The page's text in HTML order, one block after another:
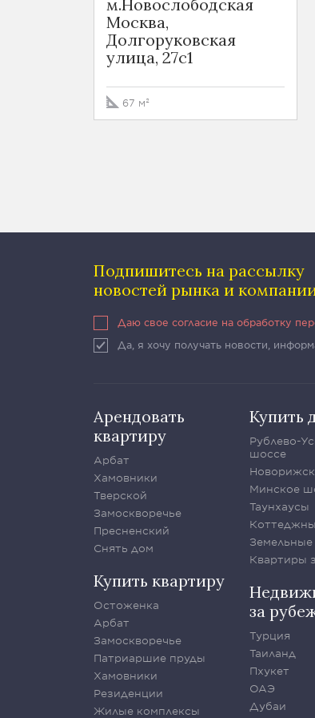
м.Новослободская
Москва,
Долгоруковская
улица, 27с1
67 м²
Подпишитесь на рассылку
новостей рынка и
Даю свое согласие на обработку
Да, я хочу получать новости,
Арендовать
квартиру
Арбат
Хамовники
Тверской
Замоскворечье
Пресненский
Снять дом
Купить квартиру
Остоженка
Арбат
Замоскворечье
Патриаршие пруды
Хамовники
Резиденции
Жилые комплексы
Купить
Рублево-
шоссе
Минское
Таунхаусы
Земельные
Квартиры
за
Турция
Таиланд
Пхукет
ОАЭ
Дубаи